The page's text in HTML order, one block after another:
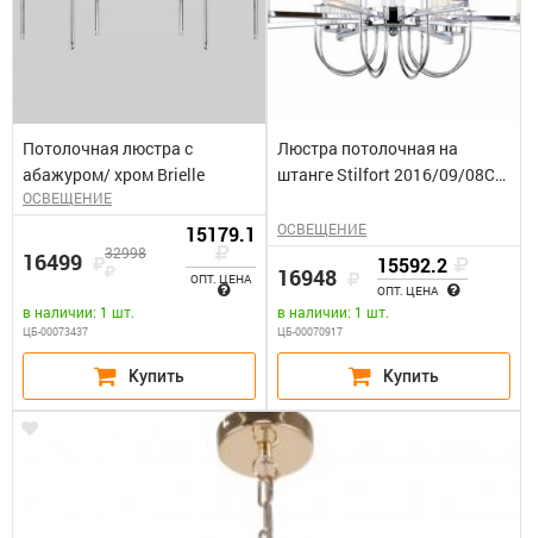
Потолочная люстра с
абажуром/ хром Brielle
ОСВЕЩЕНИЕ
16499 32998
15179.1
ОПТ. ЦЕНА
в наличии: 1 шт.
ЦБ-00073437
Люстра потолочная на
штанге Stilfort 2016/09/08С
ОСВЕЩЕНИЕ
16948 15592.2
ОПТ. ЦЕНА
в наличии: 1 шт.
ЦБ-00070917